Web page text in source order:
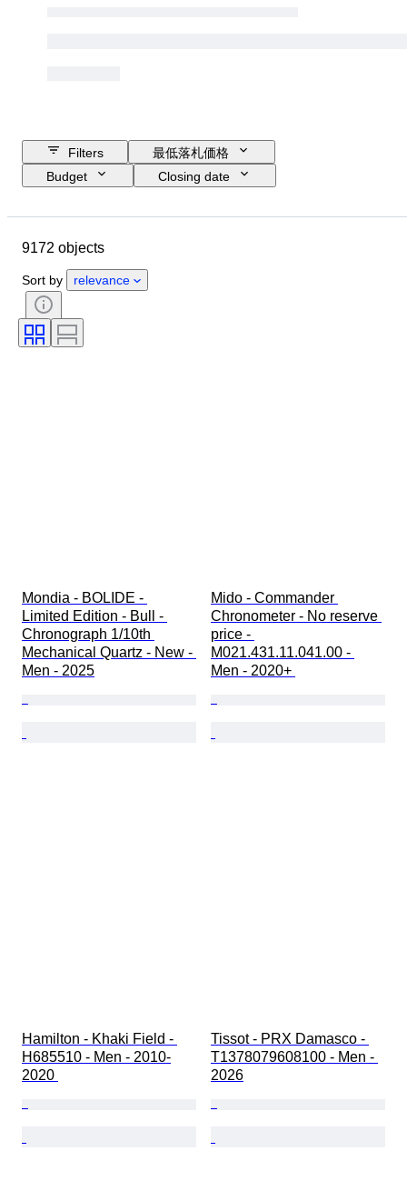
Filters
最低落札価格
Budget
Closing date
Object
素材
性別
付属品
装丁
時計ムーブメント
9172 objects
Sort by relevance
Mondia - BOLIDE -
Limited Edition - Bull -
Chronograph 1/10th
Mechanical Quartz - New -
Men - 2025
Mido - Commander
Chronometer - No reserve
price -
M021.431.11.041.00 -
Men - 2020+
Hamilton - Khaki Field -
H685510 - Men - 2010-
2020
Tissot - PRX Damasco -
T1378079608100 - Men -
2026